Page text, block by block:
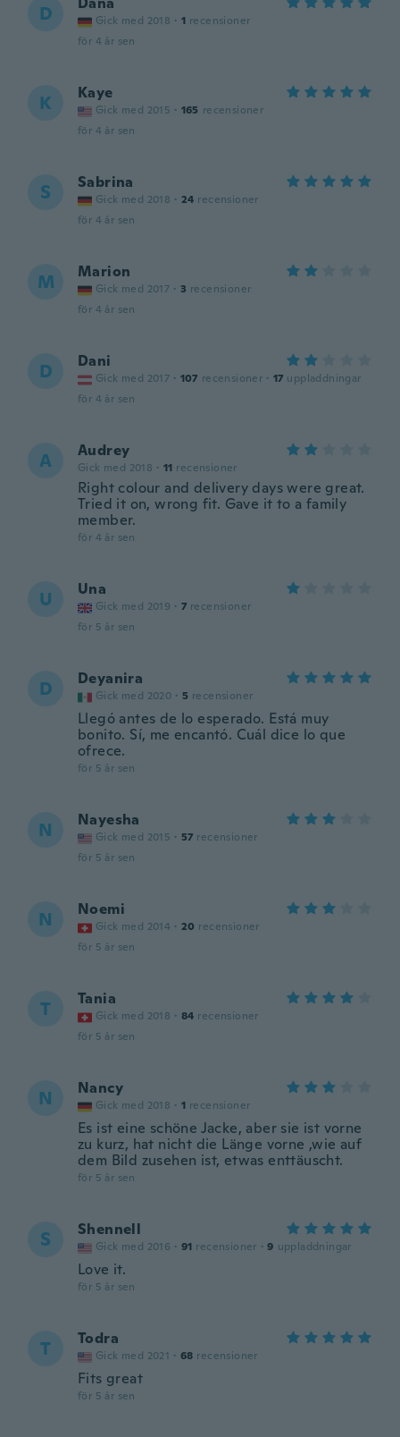
D Gick med 2018 · 1 recensioner
för 4 år sen
K Kaye
Gick med 2015 · 165 recensioner
för 4 år sen
S Sabrina
Gick med 2018 · 24 recensioner
för 4 år sen
M Marion
Gick med 2017 · 3 recensioner
för 4 år sen
D Dani
Gick med 2017 · 107 recensioner · 17 uppladdningar
för 4 år sen
A Audrey
Gick med 2018 · 11 recensioner
Right colour and delivery days were great.
Tried it on, wrong fit. Gave it to a family
member.
för 4 år sen
U Una
Gick med 2019 · 7 recensioner
för 5 år sen
D Deyanira
Gick med 2020 · 5 recensioner
Llegó antes de lo esperado. Está muy
bonito. Sí, me encantó. Cuál dice lo que
ofrece.
för 5 år sen
N Nayesha
Gick med 2015 · 57 recensioner
för 5 år sen
N Noemi
Gick med 2014 · 20 recensioner
för 5 år sen
T Tania
Gick med 2018 · 84 recensioner
för 5 år sen
N Nancy
Gick med 2018 · 1 recensioner
Es ist eine schöne Jacke, aber sie ist vorne
zu kurz, hat nicht die Länge vorne ,wie auf
dem Bild zusehen ist, etwas enttäuscht.
för 5 år sen
S Shennell
Gick med 2016 · 91 recensioner · 9 uppladdningar
Love it.
för 5 år sen
T Todra
Gick med 2021 · 68 recensioner
Fits great
för 5 år sen